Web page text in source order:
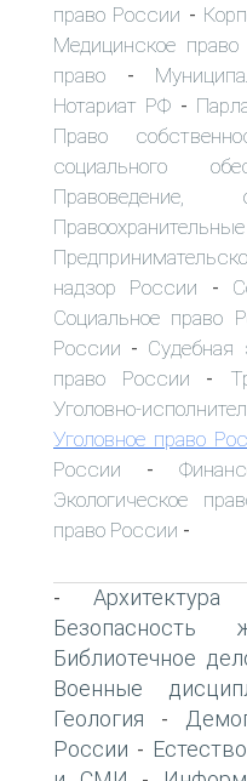
право России -
Медицинское
право -
Нотариат РФ -
Право
социального
надзор России -
Социальное право
России - Судебная
право России -
Уголовно-
Уголовное право
России -
Экологическое
право России -
-
Безопасность
Библиотечное
Военные
Геология -
России -